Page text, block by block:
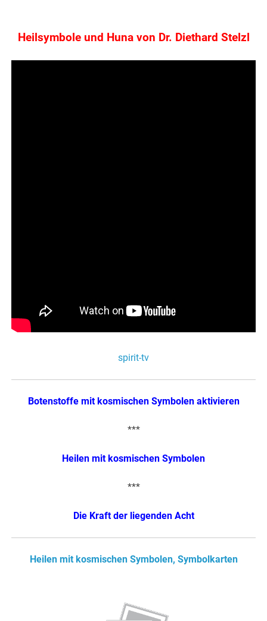
Heilsymbole und Huna von Dr. Diethard Stelzl
spirit-tv
Botenstoffe mit kosmischen Symbolen aktivieren
***
Heilen mit kosmischen Symbolen
***
Die Kraft der liegenden Acht
Heilen mit kosmischen Symbolen, Symbolkarten